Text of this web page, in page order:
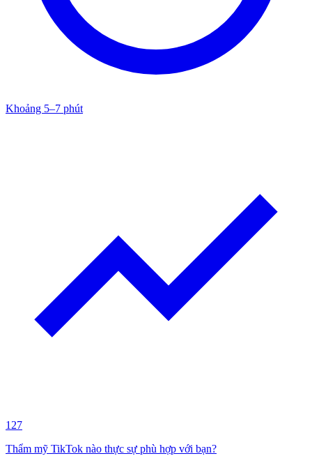
Khoảng 5–7 phút
127
Thẩm mỹ TikTok nào thực sự phù hợp với bạn?